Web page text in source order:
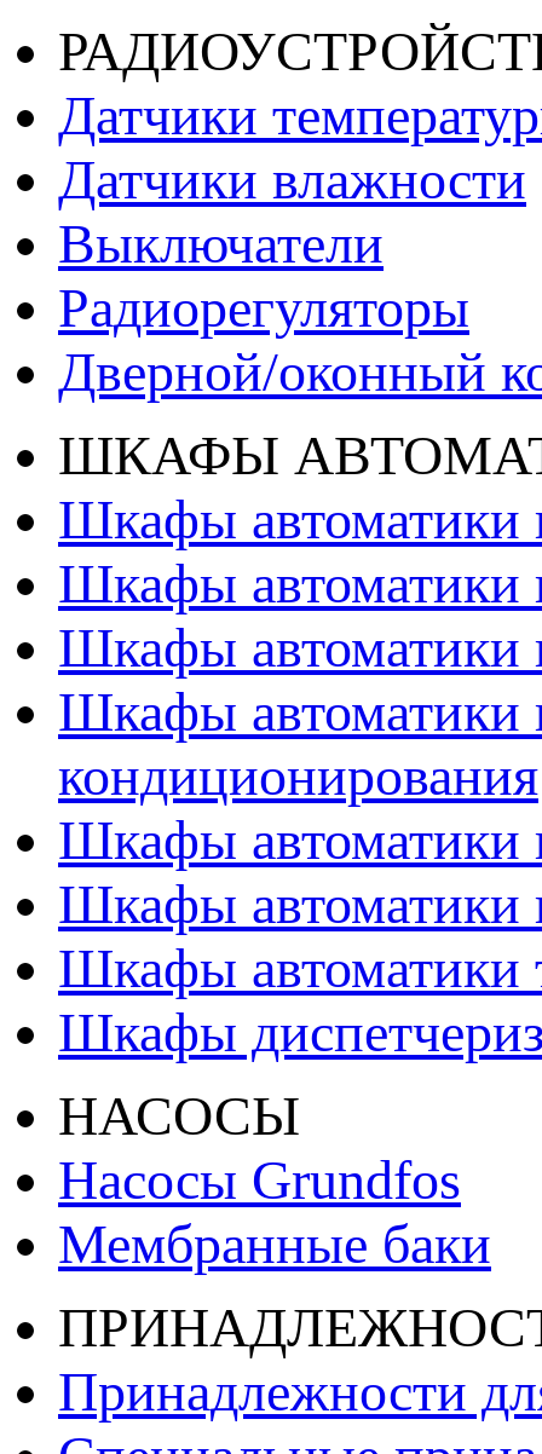
Датчики
Датчики влажности
Выключатели
Радиорегуляторы
Дверной/оконный
ШКАФЫ
Шкафы автоматики
Шкафы автоматики
Шкафы автоматики
Шкафы автоматики
кондиционирования
Шкафы автоматики
Шкафы автоматики
Шкафы автоматики
Шкафы
НАСОСЫ
Насосы Grundfos
Мембранные баки
Принадлежности